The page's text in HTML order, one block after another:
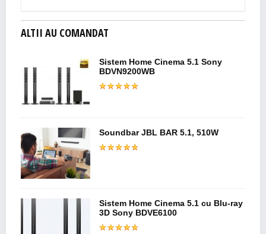
ALTII AU COMANDAT
Sistem Home Cinema 5.1 Sony
BDVN9200WB
Soundbar JBL BAR 5.1, 510W
Sistem Home Cinema 5.1 cu Blu-ray
3D Sony BDVE6100